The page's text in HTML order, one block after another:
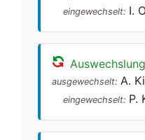
eingewechselt: I.
Auswechslung
ausgewechselt: A. Ki
eingewechselt: P.